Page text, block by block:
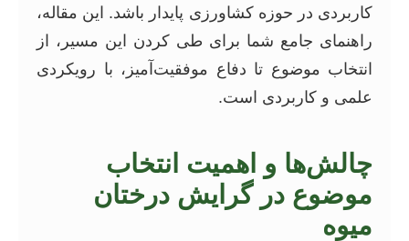
کاربردی در حوزه کشاورزی پایدار باشد. این مقاله،
راهنمای جامع شما برای طی کردن این مسیر، از
انتخاب موضوع تا دفاع موفقیت‌آمیز، با رویکردی
علمی و کاربردی است.
چالش‌ها و اهمیت انتخاب
موضوع در گرایش درختان
میوه